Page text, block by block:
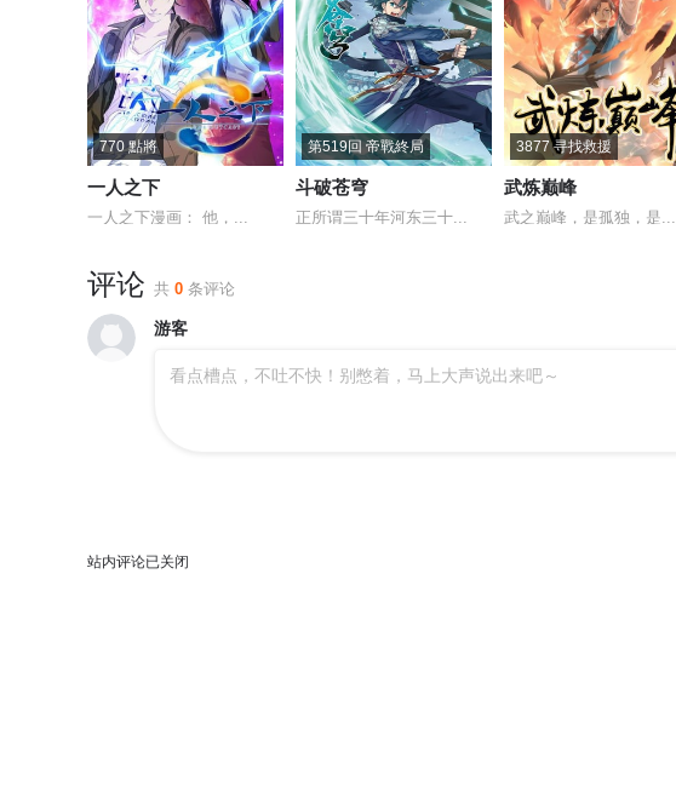
770 點將
一人之下
一人之下漫画： 他，...
第519回 帝戰終局
斗破苍穹
正所谓三十年河东三十...
3877 寻找救援
武炼巅峰
武之巅峰，是孤独，是...
评论 共 0 条评论
游客
看点槽点，不吐不快！别憋着，马上大声说出来吧～
站内评论已关闭